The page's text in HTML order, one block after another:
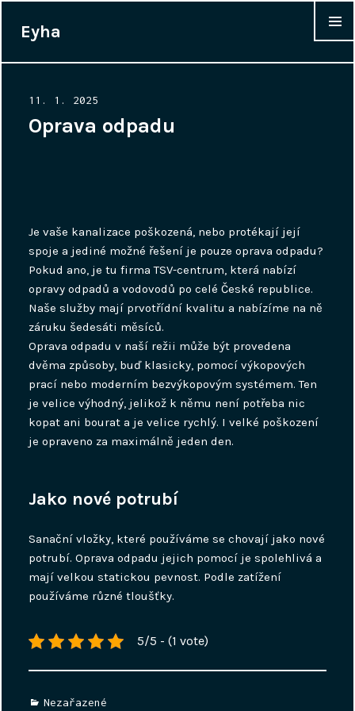
Eyha
Posted
on
11. 1. 2025
Oprava odpadu
Je vaše kanalizace poškozená, nebo protékají její
spoje a jediné možné řešení je pouze oprava odpadu?
Pokud ano, je tu firma TSV-centrum, která nabízí
opravy odpadů a vodovodů po celé České republice.
Naše služby mají prvotřídní kvalitu a nabízíme na ně
záruku šedesáti měsíců.
Oprava odpadu v naší režii může být provedena
dvěma způsoby, buď klasicky, pomocí výkopových
prací nebo moderním bezvýkopovým systémem. Ten
je velice výhodný, jelikož k němu není potřeba nic
kopat ani bourat a je velice rychlý. I velké poškození
je opraveno za maximálně jeden den.
Jako nové potrubí
Sanační vložky, které používáme se chovají jako nové
potrubí. Oprava odpadu jejich pomocí je spolehlivá a
mají velkou statickou pevnost. Podle zatížení
používáme různé tloušťky.
5/5 - (1 vote)
Categories
Nezařazené